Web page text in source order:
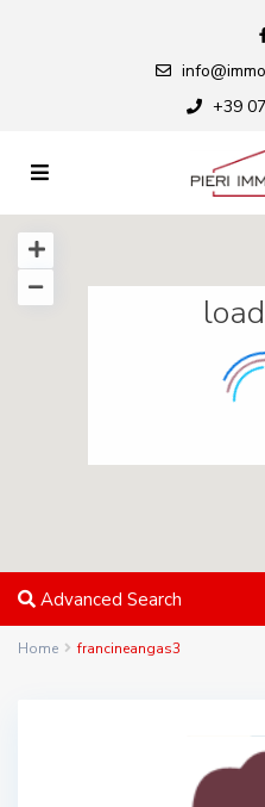
+39
Advanced Search
Home francineangas3